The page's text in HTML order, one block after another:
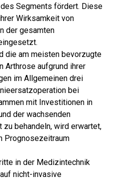
Segments fördert. Diese
Wirksamkeit von
der gesamten
die am meisten bevorzugte
Arthrose aufgrund ihrer
im Allgemeinen drei
bei
mit Investitionen in
der wachsenden
behandeln, wird erwartet,
Prognosezeitraum
in der Medizintechnik
nicht-invasive